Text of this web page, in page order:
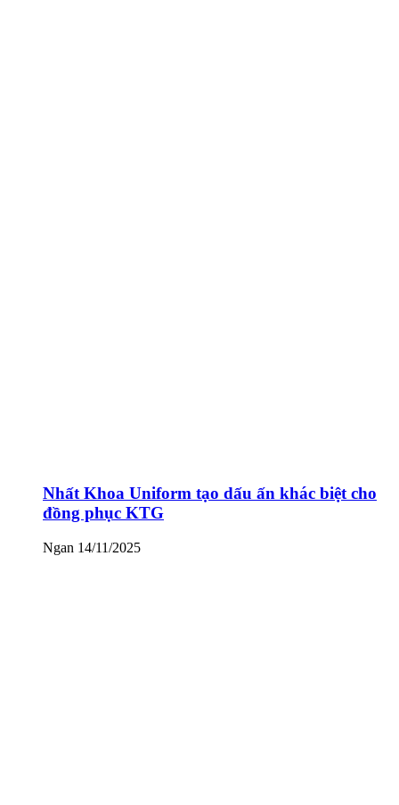
Nhất Khoa Uniform tạo dấu ấn khác biệt cho
đồng phục KTG
Ngan 14/11/2025